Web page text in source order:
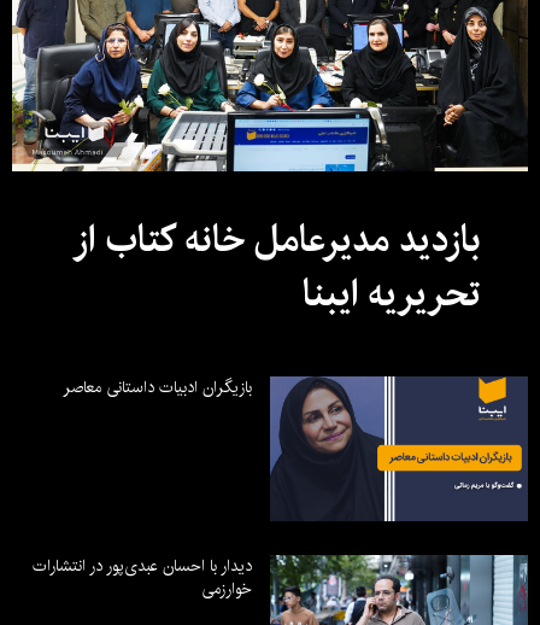
بازدید مدیرعامل خانه کتاب از
تحریریه ایبنا
بازیگران ادبیات داستانی معاصر
دیدار با احسان عبدی‌پور در انتشارات
خوارزمی